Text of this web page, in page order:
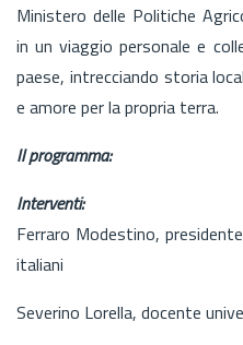
Ministero delle Politiche
in un viaggio personale e
paese, intrecciando storia
e amore per la propria terra.
Il programma:
Interventi:
Ferraro Modestino,
italiani
Severino Lorella, docente